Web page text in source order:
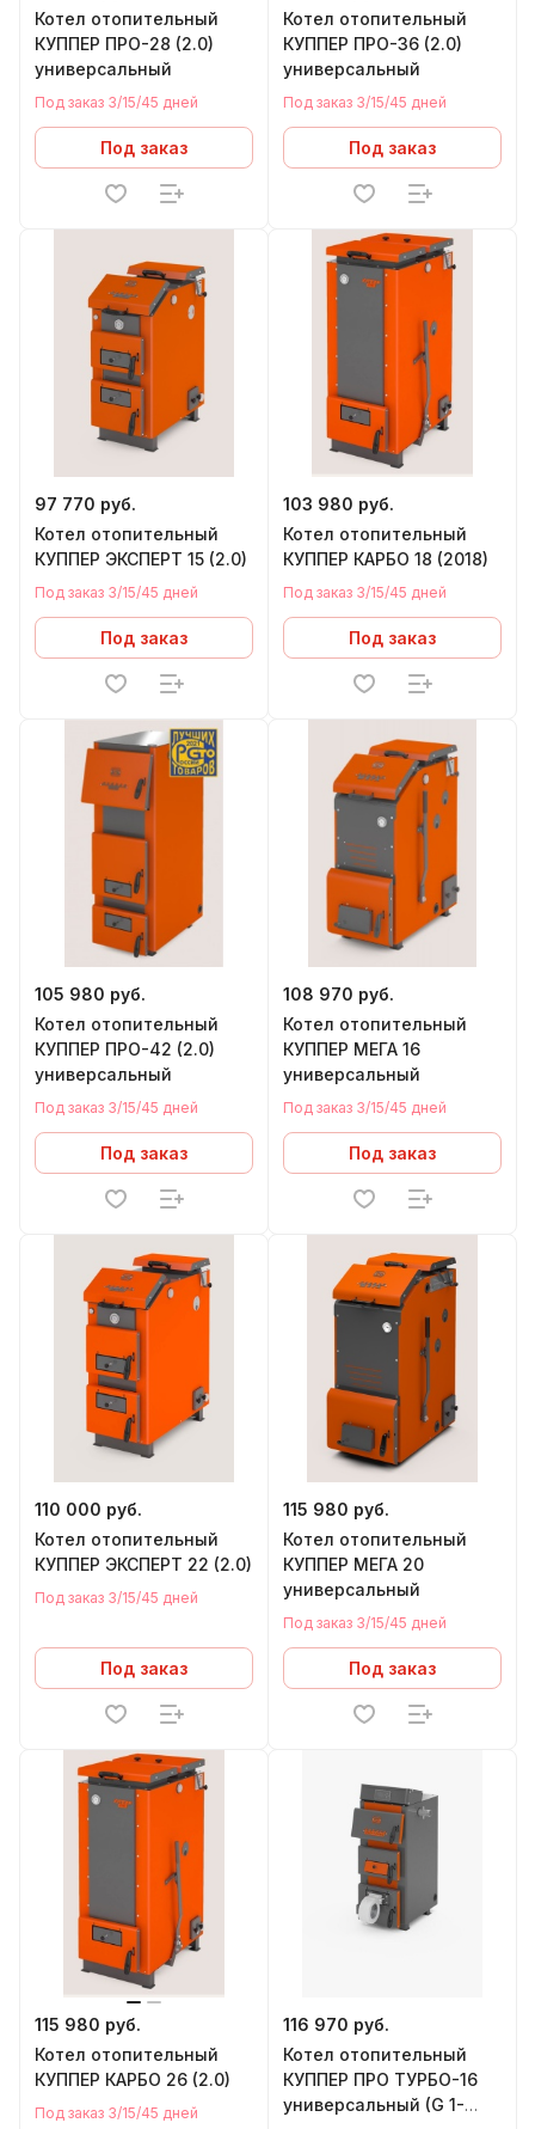
Котел отопительный
КУППЕР ПРО-28 (2.0)
универсальный
Под заказ 3/15/45 дней
Под заказ
Котел отопительный
КУППЕР ПРО-36 (2.0)
универсальный
Под заказ 3/15/45 дней
Под заказ
97 770 руб.
Котел отопительный
КУППЕР ЭКСПЕРТ 15 (2.0)
Под заказ 3/15/45 дней
Под заказ
103 980 руб.
Котел отопительный
КУППЕР КАРБО 18 (2018)
Под заказ 3/15/45 дней
Под заказ
105 980 руб.
Котел отопительный
КУППЕР ПРО-42 (2.0)
универсальный
Под заказ 3/15/45 дней
Под заказ
108 970 руб.
Котел отопительный
КУППЕР МЕГА 16
универсальный
Под заказ 3/15/45 дней
Под заказ
110 000 руб.
Котел отопительный
КУППЕР ЭКСПЕРТ 22 (2.0)
Под заказ 3/15/45 дней
Под заказ
115 980 руб.
Котел отопительный
КУППЕР МЕГА 20
универсальный
Под заказ 3/15/45 дней
Под заказ
115 980 руб.
Котел отопительный
КУППЕР КАРБО 26 (2.0)
Под заказ 3/15/45 дней
116 970 руб.
Котел отопительный
КУППЕР ПРО ТУРБО-16
универсальный (G 1-